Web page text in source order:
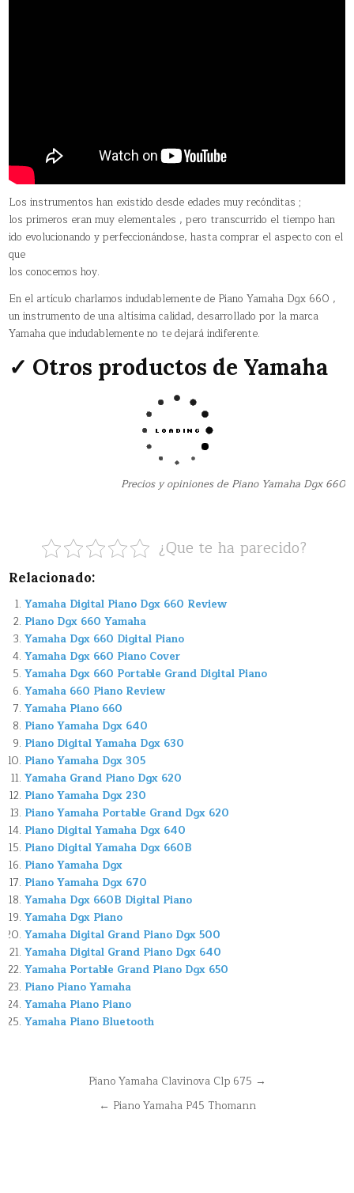
Los instrumentos han existido desde edades muy recónditas ;
los primeros eran muy elementales , pero transcurrido el tiempo han
ido evolucionando y perfeccionándose, hasta comprar el aspecto con el
que
los conocemos hoy.
En el artículo charlamos indudablemente de Piano Yamaha Dgx 660 ,
un instrumento de una altísima calidad, desarrollado por la marca
Yamaha que indudablemente no te dejará indiferente.
✓ Otros productos de Yamaha
Precios y opiniones de Piano Yamaha Dgx 660
¿Que te ha parecido?
Relacionado:
Yamaha Digital Piano Dgx 660 Review
Piano Dgx 660 Yamaha
Yamaha Dgx 660 Digital Piano
Yamaha Dgx 660 Piano Cover
Yamaha Dgx 660 Portable Grand Digital Piano
Yamaha 660 Piano Review
Yamaha Piano 660
Piano Yamaha Dgx 640
Piano Digital Yamaha Dgx 630
Piano Yamaha Dgx 305
Yamaha Grand Piano Dgx 620
Piano Yamaha Dgx 230
Piano Yamaha Portable Grand Dgx 620
Piano Digital Yamaha Dgx 640
Piano Digital Yamaha Dgx 660B
Piano Yamaha Dgx
Piano Yamaha Dgx 670
Yamaha Dgx 660B Digital Piano
Yamaha Dgx Piano
Yamaha Digital Grand Piano Dgx 500
Yamaha Digital Grand Piano Dgx 640
Yamaha Portable Grand Piano Dgx 650
Piano Piano Yamaha
Yamaha Piano Piano
Yamaha Piano Bluetooth
NavegaciónPiano Yamaha Clavinova Clp 675 →
← Piano Yamaha P45 Thomann